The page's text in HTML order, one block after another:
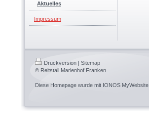
Aktuelles
Impressum
Druckversion
Sitemap
© Reitstall Marienhof Franken
Diese Homepage wurde mit IONOS MyWebsite